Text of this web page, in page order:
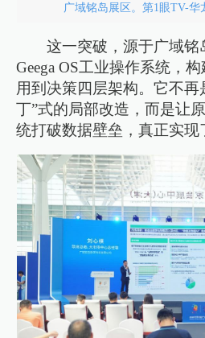
广域铭岛展区。第1眼TV-华
这一突破，源于广域铭
Geega OS工业操作系统，
用到决策四层架构。它不再
丁”式的局部改造，而是让
统打破数据壁垒，真正实现